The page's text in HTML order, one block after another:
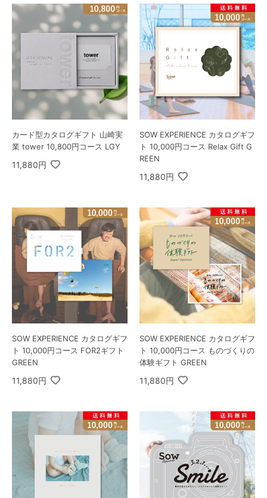
カード型カタログギフト 山崎実
業 tower 10,800円コース LGY
11,880円
SOW EXPERIENCE カタログギフ
ト 10,000円コース Relax Gift G
REEN
11,880円
SOW EXPERIENCE カタログギフ
ト 10,000円コース FOR2ギフト
GREEN
11,880円
SOW EXPERIENCE カタログギフ
ト 10,000円コース ものづくりの
体験ギフト GREEN
11,880円